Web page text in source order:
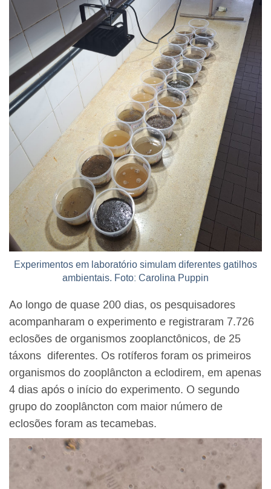
Experimentos em laboratório simulam diferentes gatilhos
ambientais. Foto: Carolina Puppin
Ao longo de quase 200 dias, os pesquisadores
acompanharam o experimento e registraram 7.726
eclosões de organismos zooplanctônicos, de 25
táxons diferentes. Os rotíferos foram os primeiros
organismos do zooplâncton a eclodirem, em apenas
4 dias após o início do experimento. O segundo
grupo do zooplâncton com maior número de
eclosões foram as tecamebas.